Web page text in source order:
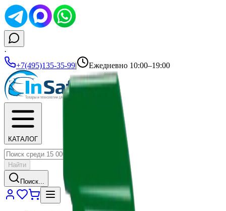
·
+7(495)135-35-99| Ежедневно 10:00–19:00
КАТАЛОГ
Найти
Поиск...